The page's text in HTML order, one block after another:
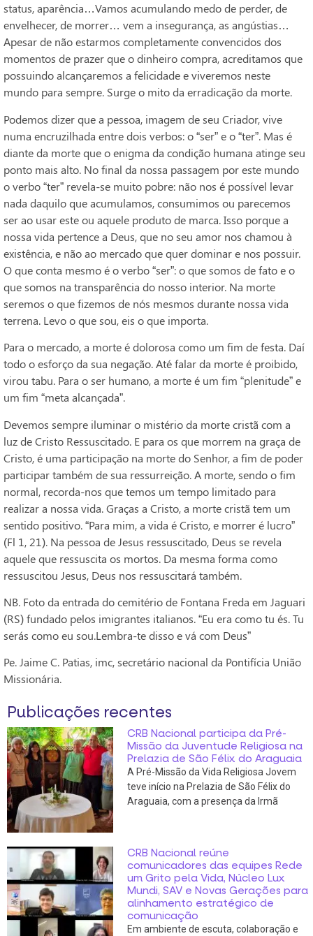
status, aparência…Vamos acumulando medo de perder, de
envelhecer, de morrer… vem a insegurança, as angústias…
Apesar de não estarmos completamente convencidos dos
momentos de prazer que o dinheiro compra, acreditamos que
possuindo alcançaremos a felicidade e viveremos neste
mundo para sempre. Surge o mito da erradicação da morte.
Podemos dizer que a pessoa, imagem de seu Criador, vive
numa encruzilhada entre dois verbos: o “ser” e o “ter”. Mas é
diante da morte que o enigma da condição humana atinge seu
ponto mais alto. No final da nossa passagem por este mundo
o verbo “ter” revela-se muito pobre: não nos é possível levar
nada daquilo que acumulamos, consumimos ou parecemos
ser ao usar este ou aquele produto de marca. Isso porque a
nossa vida pertence a Deus, que no seu amor nos chamou à
existência, e não ao mercado que quer dominar e nos possuir.
O que conta mesmo é o verbo “ser”: o que somos de fato e o
que somos na transparência do nosso interior. Na morte
seremos o que fizemos de nós mesmos durante nossa vida
terrena. Levo o que sou, eis o que importa.
Para o mercado, a morte é dolorosa como um fim de festa. Daí
todo o esforço da sua negação. Até falar da morte é proibido,
virou tabu. Para o ser humano, a morte é um fim “plenitude” e
um fim “meta alcançada”.
Devemos sempre iluminar o mistério da morte cristã com a
luz de Cristo Ressuscitado. E para os que morrem na graça de
Cristo, é uma participação na morte do Senhor, a fim de poder
participar também de sua ressurreição. A morte, sendo o fim
normal, recorda-nos que temos um tempo limitado para
realizar a nossa vida. Graças a Cristo, a morte cristã tem um
sentido positivo. “Para mim, a vida é Cristo, e morrer é lucro”
(Fl 1, 21). Na pessoa de Jesus ressuscitado, Deus se revela
aquele que ressuscita os mortos. Da mesma forma como
ressuscitou Jesus, Deus nos ressuscitará também.
NB. Foto da entrada do cemitério de Fontana Freda em Jaguari
(RS) fundado pelos imigrantes italianos. “Eu era como tu és. Tu
serás como eu sou.Lembra-te disso e vá com Deus”
Pe. Jaime C. Patias, imc, secretário nacional da Pontifícia União
Missionária.
Publicações recentes
CRB Nacional participa da Pré-
Missão da Juventude Religiosa na
Prelazia de São Félix do Araguaia
A Pré-Missão da Vida Religiosa Jovem
teve início na Prelazia de São Félix do
Araguaia, com a presença da Irmã
CRB Nacional reúne
comunicadores das equipes Rede
um Grito pela Vida, Núcleo Lux
Mundi, SAV e Novas Gerações para
alinhamento estratégico de
comunicação
Em ambiente de escuta, colaboração e